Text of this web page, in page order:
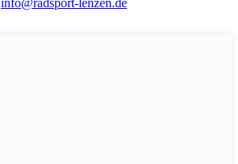
info@radsport-lenzen.de